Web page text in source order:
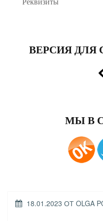
ВЕРСИЯ
МЫ В
ОПУБЛИКОВАНО
18.01.2023 ОТ OLGA